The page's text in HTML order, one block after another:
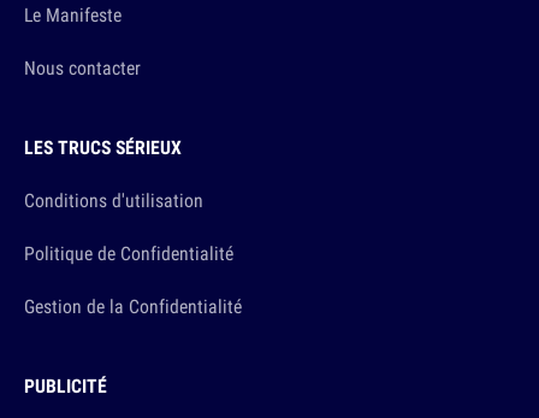
Le Manifeste
Nous contacter
LES TRUCS SÉRIEUX
Conditions d'utilisation
Politique de Confidentialité
Gestion de la Confidentialité
PUBLICITÉ